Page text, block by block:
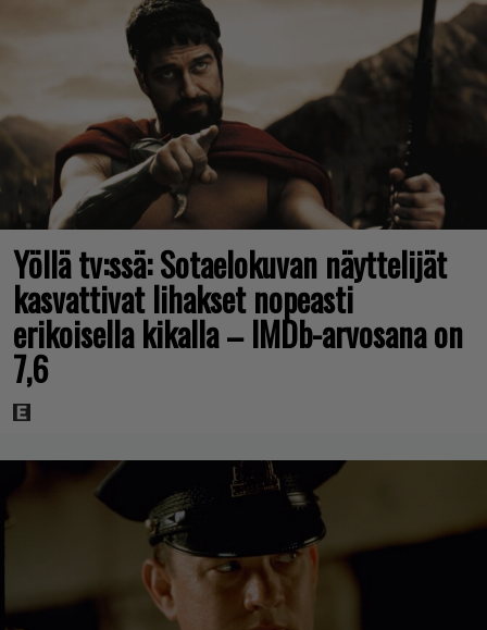
Yöllä tv:ssä: Sotaelokuvan näyttelijät
kasvattivat lihakset nopeasti
erikoisella kikalla – IMDb-arvosana on
7,6